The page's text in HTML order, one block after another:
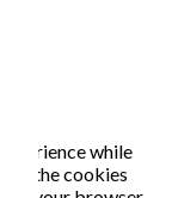
while
the cookies